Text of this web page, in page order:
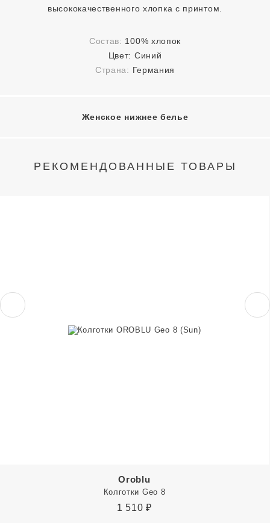
высококачественного хлопка с принтом.
Состав: 100% хлопок
Цвет: Синий
Страна: Германия
Женское нижнее белье
РЕКОМЕНДОВАННЫЕ ТОВАРЫ
Oroblu
Колготки Geo 8
1 510 ₽